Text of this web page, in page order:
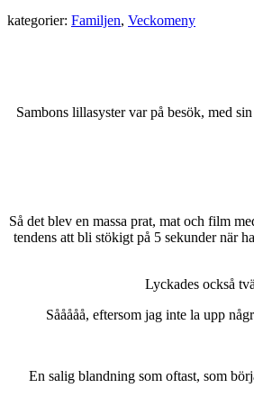
kategorier: Familjen, Veckomeny
Sambons lillasyster var på besök, med
Så det blev en massa prat, mat och film
tendens att bli stökigt på 5 sekunder när
Lyckades också
Sååååå, eftersom jag inte la upp
En salig blandning som oftast, som